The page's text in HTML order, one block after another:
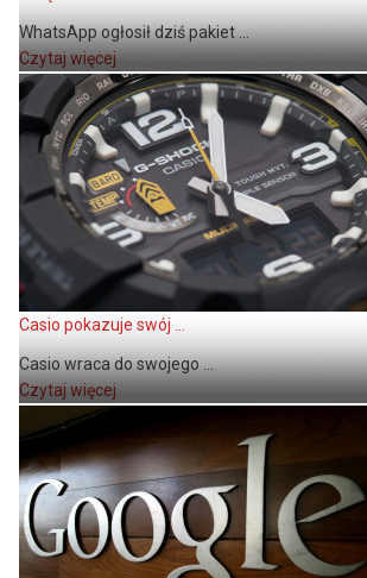
WhatsApp ogłosił dziś pakiet ...
Czytaj więcej
Casio pokazuje swój ...
Casio wraca do swojego ...
Czytaj więcej